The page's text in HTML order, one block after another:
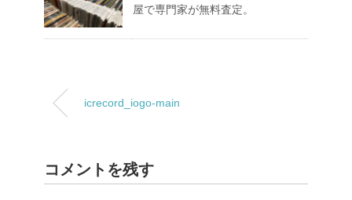
屋で専門家が無料査定。
icrecord_iogo-main
コメントを残す